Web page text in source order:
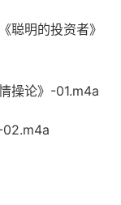
聪明的投资者》
操论》-01.m4a
02.m4a